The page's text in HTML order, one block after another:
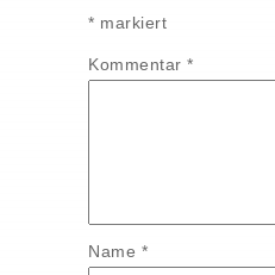
* markiert
Kommentar *
Name *